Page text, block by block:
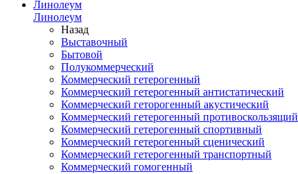
Линолеум
Линолеум
Назад
Выставочный
Бытовой
Полукоммерческий
Коммерческий гетерогенный
Коммерческий гетерогенный антистатический
Коммерческий геторогенный акустический
Коммерческий гетерогенный противоскользящий
Коммерческий гетерогенный спортивный
Коммерческий гетерогенный сценический
Коммерческий гетерогенный транспортный
Коммерческий гомогенный